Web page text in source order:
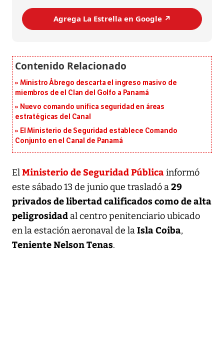
Agrega La Estrella en Google ↗️
Ministro Ábrego descarta el ingreso masivo de
miembros de el Clan del Golfo a Panamá
Nuevo comando unifica seguridad en áreas
estratégicas del Canal
El Ministerio de Seguridad establece Comando
Conjunto en el Canal de Panamá
ElMinisterio de Seguridad Públicainformó
este sábado 13 de junio que trasladó a29
privados de libertad calificados como de alta
peligrosidad al centro penitenciario ubicado
en la estación aeronaval de laIsla Coiba,
Teniente Nelson Tenas.